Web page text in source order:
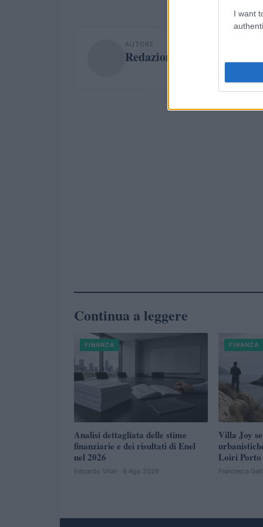
I want
AUTORE
Redazione
Continua a leggere
FINANZA
Analisi dettagliata delle stime
finanziarie e dei risultati di Enel
nel 2026
Edoardo Vitali · 6 Ago 2026
FINANZA
Villa Joy
Loiri Porto
Francesca